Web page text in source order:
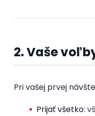
2. Vaše
Pri vašej prvej
Prijať všetko: